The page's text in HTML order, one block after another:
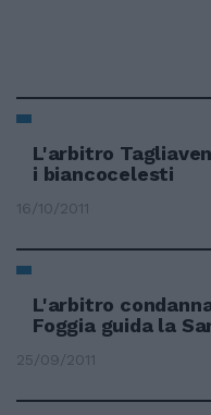
L'arbitro
i biancocelesti
16/10/2011
L'arbitro
Foggia guida la
25/09/2011